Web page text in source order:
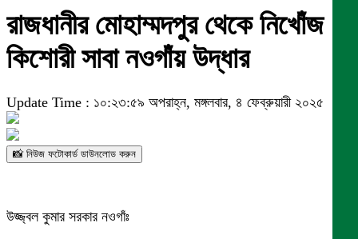
রাজধানীর মোহাম্মদপুর থেকে নিখোঁজ
কিশোরী সাবা নওগাঁয় উদ্ধার
Update Time : ১০:২৩:৫৯ অপরাহ্ন, মঙ্গলবার, ৪ ফেব্রুয়ারী ২০২৫
📸 নিউজ ফটোকার্ড ডাউনলোড করুন
উজ্জ্বল কুমার সরকার নওগাঁঃ